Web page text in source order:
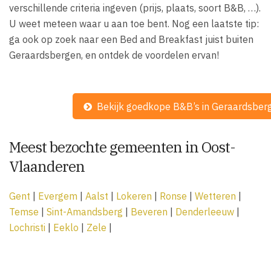
verschillende criteria ingeven (prijs, plaats, soort B&B, …).
U weet meteen waar u aan toe bent. Nog een laatste tip:
ga ook op zoek naar een Bed and Breakfast juist buiten
Geraardsbergen, en ontdek de voordelen ervan!
Bekijk goedkope B&B’s in
Meest bezochte gemeenten in Oost-
Vlaanderen
Gent | Evergem | Aalst | Lokeren | Ronse | Wetteren |
Temse | Sint-Amandsberg | Beveren | Denderleeuw |
Lochristi | Eeklo | Zele |